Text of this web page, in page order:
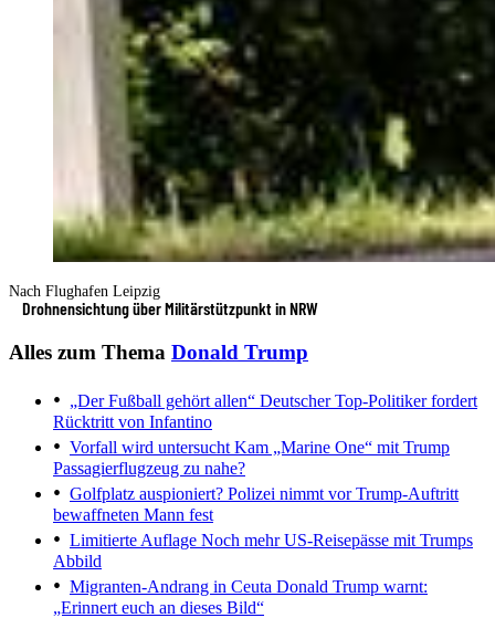
Nach Flughafen Leipzig
Drohnensichtung über Militärstützpunkt in NRW
Alles zum Thema Donald Trump
„Der Fußball gehört allen“ Deutscher Top-Politiker fordert
Rücktritt von Infantino
Vorfall wird untersucht Kam „Marine One“ mit Trump
Passagierflugzeug zu nahe?
Golfplatz auspioniert? Polizei nimmt vor Trump-Auftritt
bewaffneten Mann fest
Limitierte Auflage Noch mehr US-Reisepässe mit Trumps
Abbild
Migranten-Andrang in Ceuta Donald Trump warnt:
„Erinnert euch an dieses Bild“